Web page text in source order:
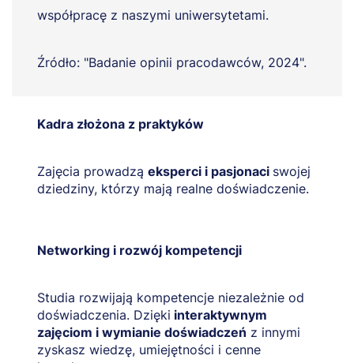
współpracę z naszymi uniwersytetami.
Źródło: "Badanie opinii pracodawców, 2024".
Kadra złożona z praktyków
Zajęcia prowadzą eksperci i pasjonaci swojej
dziedziny, którzy mają realne doświadczenie.
Networking i rozwój kompetencji
Studia rozwijają kompetencje niezależnie od
doświadczenia. Dzięki interaktywnym
zajęciom i wymianie doświadczeń z innymi
zyskasz wiedzę, umiejętności i cenne